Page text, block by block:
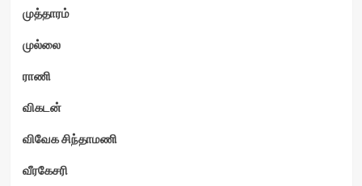
முத்தாரம்
முல்லை
ராணி
விகடன்
விவேக சிந்தாமணி
வீரகேசரி